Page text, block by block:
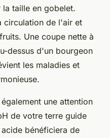
taille en gobelet.
circulation de l'air et
Une coupe nette à
dessus d'un bourgeon
les maladies et
une attention
de votre terre guide
bénéficiera de